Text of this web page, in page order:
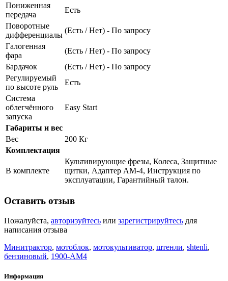
Пониженная
передача
Есть
Поворотные
дифференциалы
(Есть / Нет) - По запросу
Галогенная
фара
(Есть / Нет) - По запросу
Бардачок
(Есть / Нет) - По запросу
Регулируемый
по высоте руль
Есть
Система
облегчённого
запуска
Easy Start
Габариты и вес
Вес
200 Кг
Комплектация
В комплекте
Культивирующие фрезы, Колеса, Защитные
щитки, Адаптер АМ-4, Инструкция по
эксплуатации, Гарантийный талон.
Оставить отзыв
Пожалуйста, авторизуйтесь или зарегистрируйтесь для
написания отзыва
Минитрактор, мотоблок, мотокультиватор, штенли, shtenli,
бензиновый, 1900-AM4
Информация